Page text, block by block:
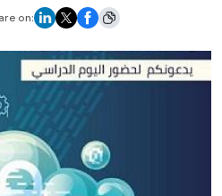
Report
Donate
on: